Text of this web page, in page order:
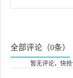
全部评论（0条）
暂无评论，快抢